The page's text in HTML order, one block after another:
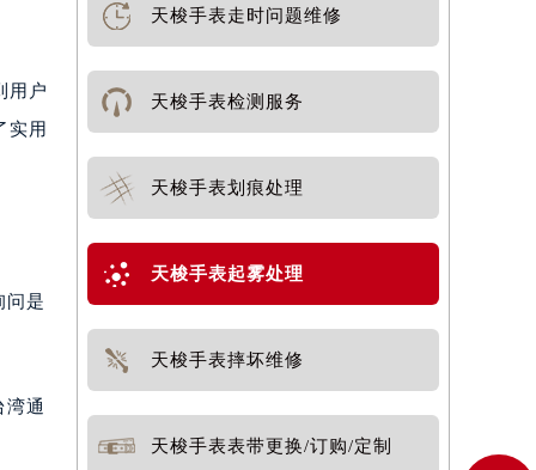
用户
实用
问是
湾通
天梭手表走时问题维修
天梭手表检测服务
天梭手表划痕处理
天梭手表起雾处理
天梭手表摔坏维修
天梭手表表带更换/订购/定制